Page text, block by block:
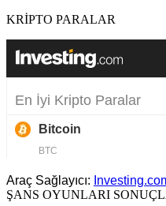
KRİPTO PARALAR
Araç Sağlayıcı:
ŞANS OYUNLARI